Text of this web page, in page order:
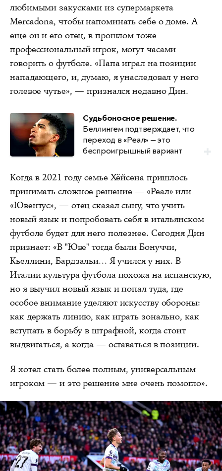
любимыми закусками из супермаркета
Mercadona, чтобы напоминать себе о доме. А
еще он и его отец, в прошлом тоже
профессиональный игрок, могут часами
говорить о футболе. «Папа играл на позиции
нападающего, и, думаю, я унаследовал у него
голевое чутье», — признался недавно Дин.
Судьбоносное решение.
Беллингем подтверждает, что
переход в «Реал» — это
беспроигрышный вариант
Когда в 2021 году семье Хёйсена пришлось
принимать сложное решение — «Реал» или
«Ювентус», — отец сказал сыну, что учить
новый язык и попробовать себя в итальянском
футболе будет для него полезнее. Сегодня Дин
признает: «В "Юве" тогда были Бонуччи,
Кьеллини, Бардзальи... Я учился у них. В
Италии культура футбола похожа на испанскую,
но я выучил новый язык и попал туда, где
особое внимание уделяют искусству обороны:
как держать линию, как играть зонально, как
вступать в борьбу в штрафной, когда стоит
выдвигаться, а когда — оставаться в позиции.
Я хотел стать более полным, универсальным
игроком — и это решение мне очень помогло».